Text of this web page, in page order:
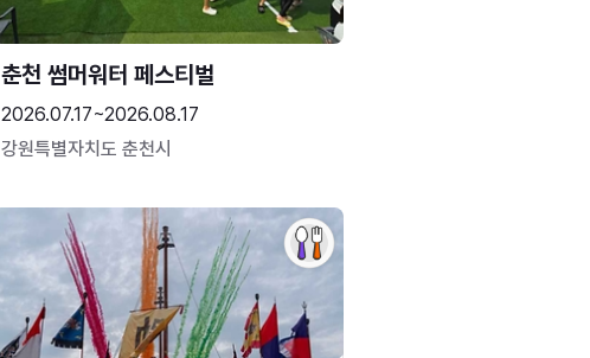
춘천 썸머워터 페스티벌
2026.07.17~2026.08.17
강원특별자치도 춘천시